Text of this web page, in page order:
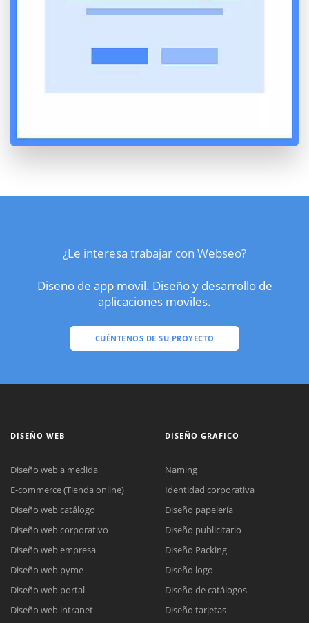
¿Le interesa trabajar con Webseo?
Diseno de app movil. Diseño y desarrollo de
aplicaciones moviles.
CUÉNTENOS DE SU PROYECTO
DISEÑO WEB
Diseño web a medida
E-commerce (Tienda online)
Diseño web catálogo
Diseño web corporativo
Diseño web empresa
Diseño web pyme
Diseño web portal
Diseño web intranet
DISEÑO GRAFICO
Naming
Identidad corporativa
Diseño papelería
Diseño publicitario
Diseño Packing
Diseño logo
Diseño de catálogos
Diseño tarjetas